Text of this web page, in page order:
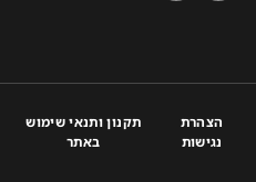
הצהרת
נגישות
תקנון ותנאי שימוש
באתר